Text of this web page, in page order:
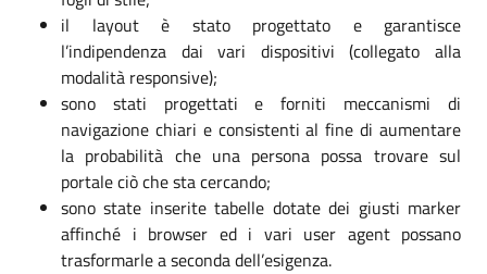
il layout è stato progettato e garantisce
l’indipendenza dai vari dispositivi (collegato alla
modalità responsive);
sono stati progettati e forniti meccanismi di
navigazione chiari e consistenti al fine di aumentare
la probabilità che una persona possa trovare sul
portale ciò che sta cercando;
sono state inserite tabelle dotate dei giusti marker
affinché i browser ed i vari user agent possano
trasformarle a seconda dell’esigenza.